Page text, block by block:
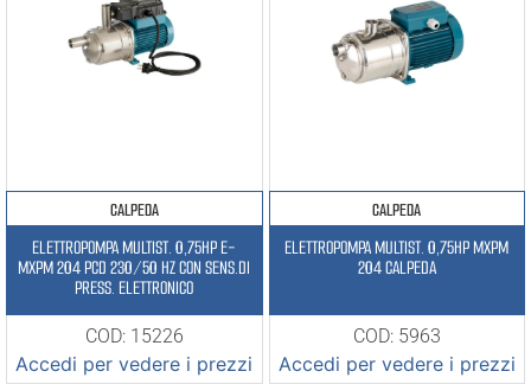
CALPEDA
ELETTROPOMPA MULTIST. 0,75HP E-
MXPM 204 PCD 230/50 HZ CON SENS.DI
PRESS. ELETTRONICO
COD: 15226
Accedi per vedere i prezzi
CALPEDA
ELETTROPOMPA MULTIST. 0,75HP MXPM
204 CALPEDA
COD: 5963
Accedi per vedere i prezzi